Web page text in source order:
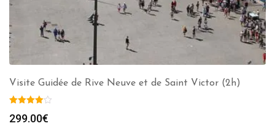
Visite Guidée de Rive Neuve et de Saint Victor (2h)
299.00€